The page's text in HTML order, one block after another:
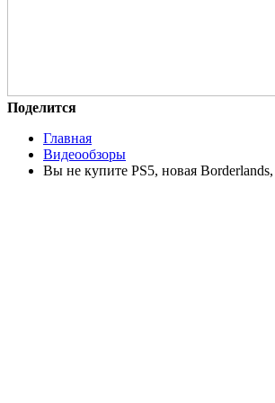
Поделится
Главная
Видеообзоры
Вы не купите PS5, новая